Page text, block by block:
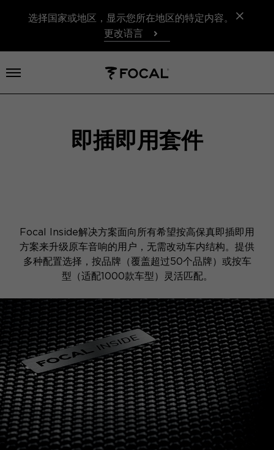
选择国家或地区，显示您所在地区的特定内容。
更改语言
打开菜单
即插即用套件
Focal Inside解决方案面向所有希望按高保真即插即用
方案来升级原车音响的用户，无需改动车内结构。提供
多种配置选择，按品牌（覆盖超过50个品牌）或按车
型（适配1000款车型）灵活匹配。